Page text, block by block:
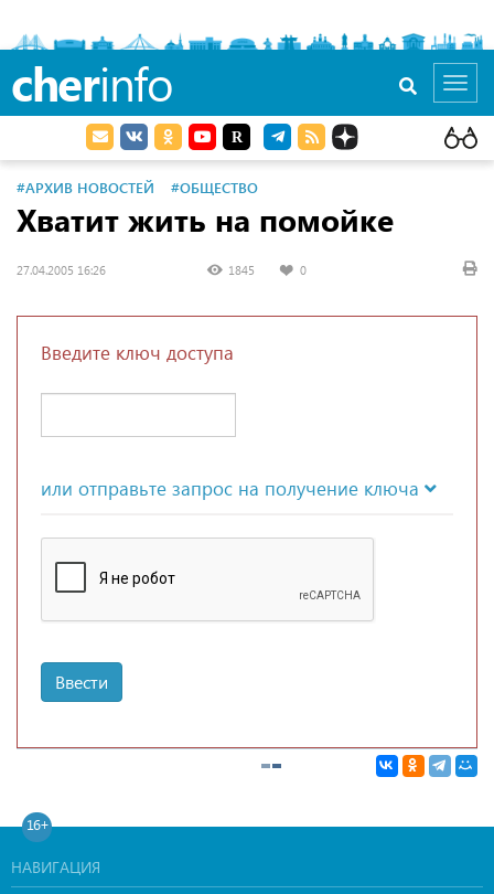
cherinfo
#АРХИВ НОВОСТЕЙ #ОБЩЕСТВО
Хватит жить на помойке
27.04.2005 16:26 1845 0
Введите ключ доступа
или отправьте запрос на получение ключа
Ввести
16+
НАВИГАЦИЯ